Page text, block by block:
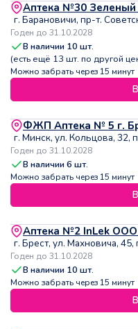
Аптека №30 Зеленый
г. Барановичи, пр-т.
Годен до 31.10.2028
В наличии 10 шт.
(есть ещё 13 шт. по другой
Можно забрать через 15 минут
ФЖП Аптека № 5 г.
г. Минск, ул. Кольцова, 32,
Годен до 31.10.2028
В наличии6 шт.
Можно забрать через 15 минут
Аптека №2 InLek
г. Брест, ул. Махновича, 45,
Годен до 31.10.2028
В наличии 10 шт.
Можно забрать через 15 минут